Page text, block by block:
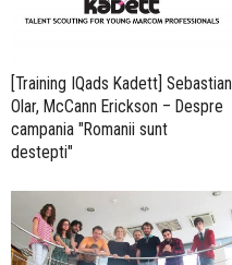
[Training IQads Kadett] Sebastian
Olar, McCann Erickson – Despre
campania "Romanii sunt
destepti"